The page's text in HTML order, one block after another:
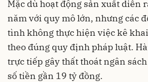
Mặc dù hoạt động sản xuất diễn
năm với quy mô lớn, nhưng các
tình không thực hiện việc kê
theo đúng quy định pháp luật.
trực tiếp gây thất thoát ngân
số tiền gần 19 tỷ đồng.